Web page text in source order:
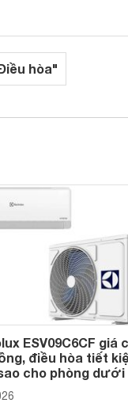
hòa"
ESV09C6CF giá
điều hòa tiết
cho phòng dưới